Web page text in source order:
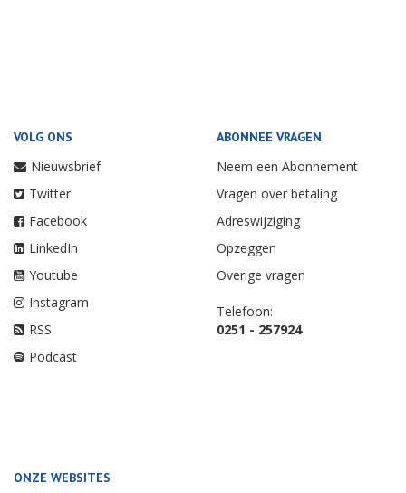
VOLG ONS
Nieuwsbrief
Twitter
Facebook
LinkedIn
Youtube
Instagram
RSS
Podcast
ABONNEE VRAGEN
Neem een Abonnement
Vragen over betaling
Adreswijziging
Opzeggen
Overige vragen
Telefoon:
0251 - 257924
ONZE WEBSITES